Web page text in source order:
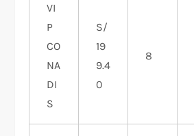
VI
P
CO
NA
DI
S
S/
19
9.4
0
8